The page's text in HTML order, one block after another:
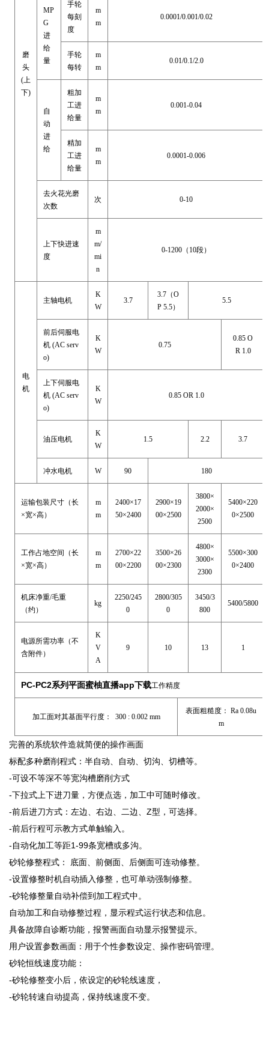
磨
头
(上
下)
MP
G
进
给
量
手轮
每刻
度
m
m
0.0001/0.001/0.02
手轮
每转
m
m
0.01/0.1/2.0
自
动
进
给
粗加
工进
给量
m
m
0.001-0.04
精加
工进
给量
m
m
0.0001-0.006
去火花光磨
次数
次 0-10
上下快进速
度
m
m/
mi
n
0-1200（10段）
电
机
主轴电机
K
W
3.7
3.7（O
P 5.5）
5.5
前后伺服电
机(AC serv
o)
K
W
0.75
0.85 O
R 1.0
上下伺服电
机(AC serv
o)
K
W
0.85 OR 1.0
油压电机
K
W
1.5 2.2 3.7
冲水电机 W 90 180
运输包装尺寸（长
×宽×高）
m
m
2400×17
50×2400
2900×19
00×2500
3800×
2000×
2500
5400×220
0×2500
工作占地空间（长
×宽×高）
m
m
2700×22
00×2200
3500×26
00×2300
4800×
3000×
2300
5500×300
0×2400
机床净重/毛重
（约）
kg
2250/245
0
2800/305
0
3450/3
800
5400/5800
电源所需功率（不
含附件）
K
V
A
9 10 13 1
PC-PC2系列平面蜜柚直播app下载工作精度
加工面对其基面平行度： 300 : 0.002 mm
表面粗糙度： Ra 0.08u
m
完善的系统软件造就简便的操作画面
标配多种磨削程式：半自动、自动、切沟、切槽等。
-可设不等深不等宽沟槽磨削方式
-下拉式上下进刀量，方便点选，加工中可随时修改。
-前后进刀方式：左边、右边、二边、Z型，可选择。
-前后行程可示教方式单触输入。
-自动化加工等距1-99条宽槽或多沟。
砂轮修整程式： 底面、前侧面、后侧面可连动修整。
-设置修整时机自动插入修整，也可单动强制修整。
-砂轮修整量自动补偿到加工程式中。
自动加工和自动修整过程，显示程式运行状态和信息。
具备故障自诊断功能，报警画面自动显示报警提示。
用户设置参数画面：用于个性参数设定、操作密码管理。
砂轮恒线速度功能：
-砂轮修整变小后，依设定的砂轮线速度，
-砂轮转速自动提高，保持线速度不变。